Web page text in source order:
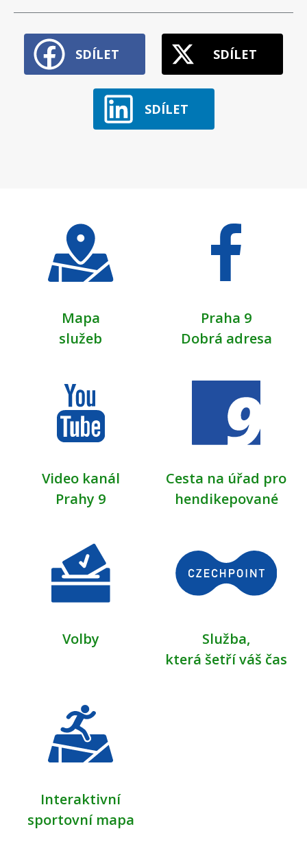
SDÍLET SDÍLET
SDÍLET
Mapa
služeb
Praha 9
Dobrá adresa
Video kanál
Prahy 9
Cesta na úřad pro
hendikepované
Volby
Služba,
která šetří váš čas
Interaktivní
sportovní mapa